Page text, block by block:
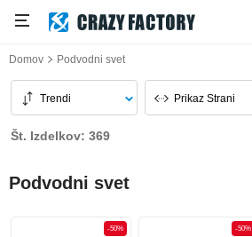
Domov Podvodni svet
Trendi Prikaz Strani
Št. Izdelkov: 369
Podvodni svet
-50% -50%